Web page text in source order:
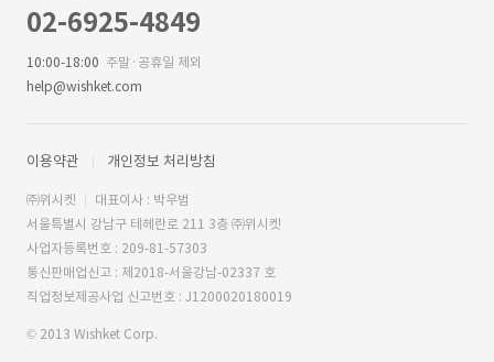
02-6925-4849
10:00-18:00 주말·공휴일 제외
help@wishket.com
이용약관 개인정보 처리방침
㈜위시켓
대표이사 : 박우범
서울특별시 강남구 테헤란로 211 3층 ㈜위시켓
사업자등록번호 : 209-81-57303
통신판매업신고 : 제2018-서울강남-02337 호
직업정보제공사업 신고번호 : J1200020180019
© 2013 Wishket Corp.